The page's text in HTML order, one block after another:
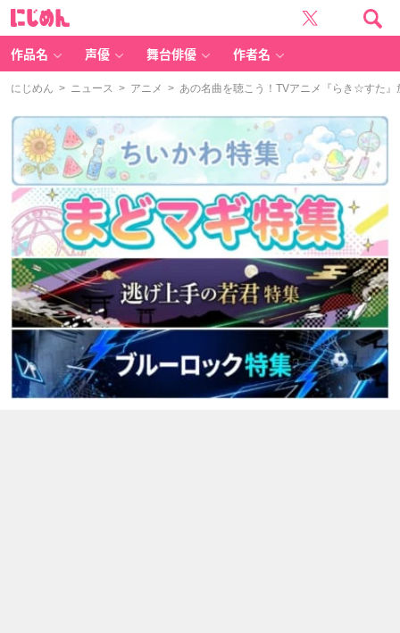
作品名 声優 舞台俳優 作者名
にじめん > ニュース > アニメ > あの名曲を聴こう！TVアニメ『らき☆すた』